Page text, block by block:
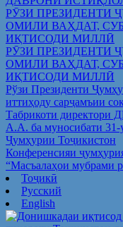
РӮЗИ ПРЕЗИДЕНТИ
ОМИЛИ ВАҲДАТ,
ИҚТИСОДИ МИЛЛӢ
РӮЗИ ПРЕЗИДЕНТИ
ОМИЛИ ВАҲДАТ,
ИҚТИСОДИ МИЛЛӢ
Рўзи Президенти
иттиҳоду сарҷамъии
Табрикоти директори
А.А. ба муносибати 31-
Ҷумҳурии Тоҷикистон
Конференсияи
“Масъалаҳои мубрами
Тоҷикӣ
Русский
English